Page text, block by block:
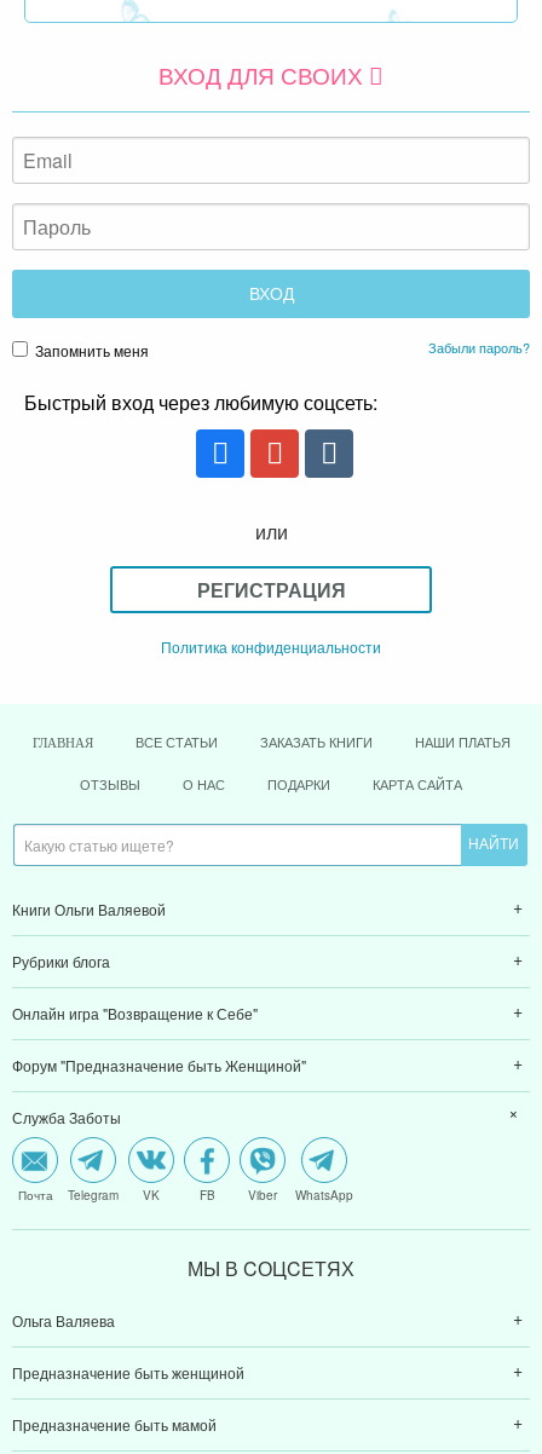
ВХОД ДЛЯ СВОИХ
Запомнить меня Забыли пароль?
Быстрый вход через любимую соцсеть:
или
РЕГИСТРАЦИЯ
Политика конфиденциальности
ГЛАВНАЯ ВСЕ СТАТЬИ ЗАКАЗАТЬ КНИГИ НАШИ ПЛАТЬЯ
ОТЗЫВЫ О НАС ПОДАРКИ КАРТА САЙТА
Книги Ольги Валяевой
Рубрики блога
Онлайн игра "Возвращение к Себе"
Форум "Предназначение быть Женщиной"
Служба Заботы
Почта Telegram VK FB Viber WhatsApp
МЫ В CОЦCЕТЯХ
Ольга Валяева
Предназначение быть женщиной
Предназначение быть мамой